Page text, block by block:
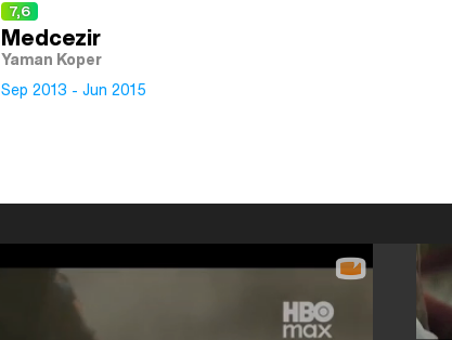
7,6
Medcezir
Yaman Koper
Sep 2013 - Jun 2015